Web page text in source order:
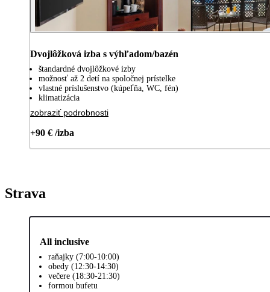
Dvojlôžková izba s výhľadom/bazén
štandardné dvojlôžkové izby
možnosť až 2 detí na spoločnej prístelke
vlastné príslušenstvo (kúpeľňa, WC, fén)
klimatizácia
zobraziť podrobnosti
+90 € /izba
Strava
All inclusive
raňajky (7:00-10:00)
obedy (12:30-14:30)
večere (18:30-21:30)
formou bufetu